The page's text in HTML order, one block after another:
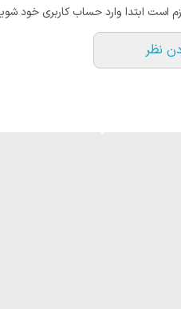
مو می شود.
است ابتدا وارد حساب کاربری خود
نظر